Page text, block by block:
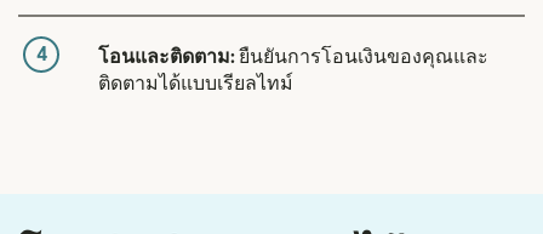
4 โอนและติดตาม:ยืนยันการโอนเงินของคุณและ
ติดตามได้แบบเรียลไทม์